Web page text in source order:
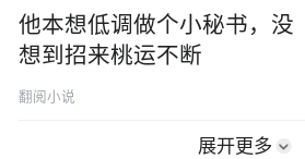
他本想低调做个小秘书，没
想到招来桃运不断
翻阅小说
展开更多